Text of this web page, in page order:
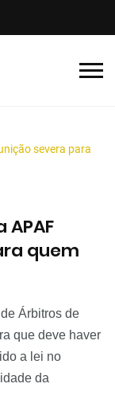
severa para
quem
Árbitros de
que deve haver
a lei no
da